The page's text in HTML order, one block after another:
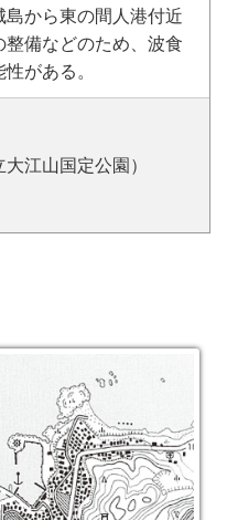
から東の間人港付近
整備などのため、波食
がある。
江山国定公園）